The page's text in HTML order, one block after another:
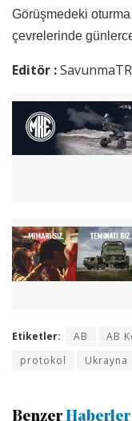
Görüşmedeki
çevrelerinde günlerce
Editör :
Etiketler: AB
AB
protokol
Ukrayna
Benzer Haberler